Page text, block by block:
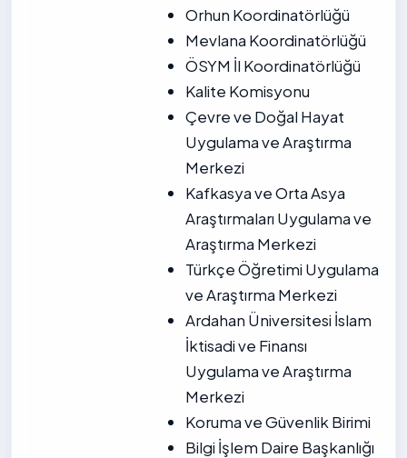
Orhun Koordinatörlüğü
Mevlana Koordinatörlüğü
ÖSYM İl Koordinatörlüğü
Kalite Komisyonu
Çevre ve Doğal Hayat
Uygulama ve Araştırma
Merkezi
Kafkasya ve Orta Asya
Araştırmaları Uygulama ve
Araştırma Merkezi
Türkçe Öğretimi Uygulama
ve Araştırma Merkezi
Ardahan Üniversitesi İslam
İktisadi ve Finansı
Uygulama ve Araştırma
Merkezi
Koruma ve Güvenlik Birimi
Bilgi İşlem Daire Başkanlığı